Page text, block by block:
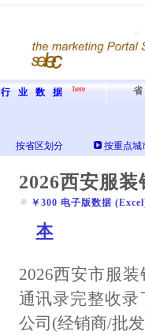
行业数据 here
按省区划分 按重点城
2026西安服
￥300 电子版数据
本
2026西安市服
通讯录完整收
公司(经销商/批